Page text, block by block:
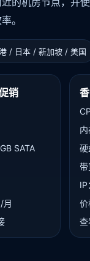
。
/ 日本 / 新加坡 / 美国
销
SATA
月
硬
带
IP
查